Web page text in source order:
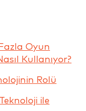
Oyun
Kullanıyor?
Rolü
ile